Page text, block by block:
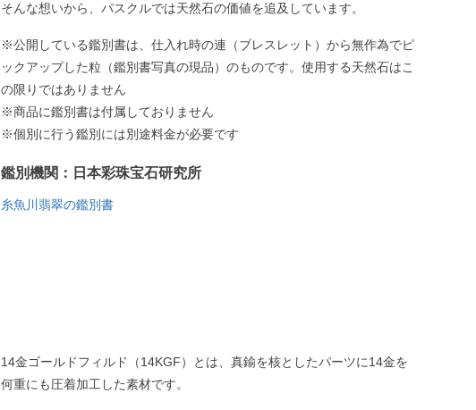
そんな想いから、パスクルでは天然石の価値を追及しています。
※公開している鑑別書は、仕入れ時の連（ブレスレット）から無作為でピ
ックアップした粒（鑑別書写真の現品）のものです。使用する天然石はこ
の限りではありません
※商品に鑑別書は付属しておりません
※個別に行う鑑別には別途料金が必要です
鑑別機関：日本彩珠宝石研究所
糸魚川翡翠の鑑別書
14金ゴールドフィルド（14KGF）とは、真鍮を核としたパーツに14金を
何重にも圧着加工した素材です。